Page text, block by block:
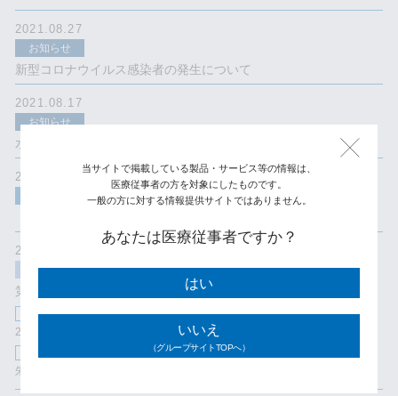
当サイトで掲載している製品・サービス等の情報は、
医療従事者の方を対象にしたものです。
一般の方に対する情報提供サイトではありません。
あなたは医療従事者ですか？
はい
いいえ
（グループサイトTOPへ）
2021.08.27
お知らせ
新型コロナウイルス感染者の発生について
2021.08.17
お知らせ
水没や浸水を受けた電気製品の取り扱いについて
2021.06.30
2021.04.08
展示会情報
第73回日本産科婦人科学会学術講演会
開催日時
2021年04月23日(金) - 25日(日)
朱鷺メッセ 新潟コンベンションセンター